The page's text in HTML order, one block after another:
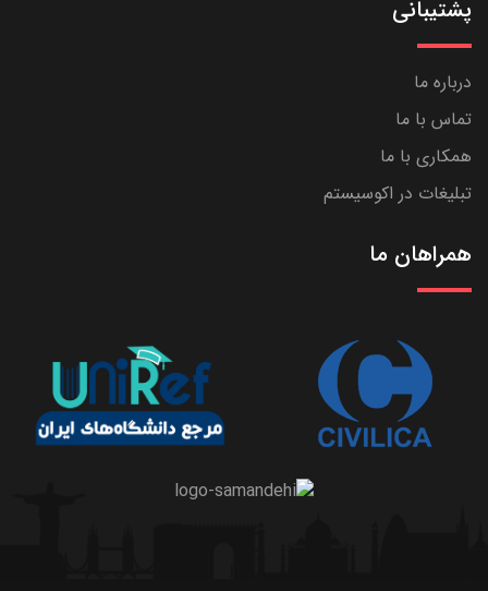
پشتیبانی
درباره ما
تماس با ما
همکاری با ما
تبلیغات در اکوسیستم
همراهان ما